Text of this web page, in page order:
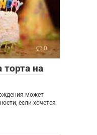
0
торта на
может
если хочется